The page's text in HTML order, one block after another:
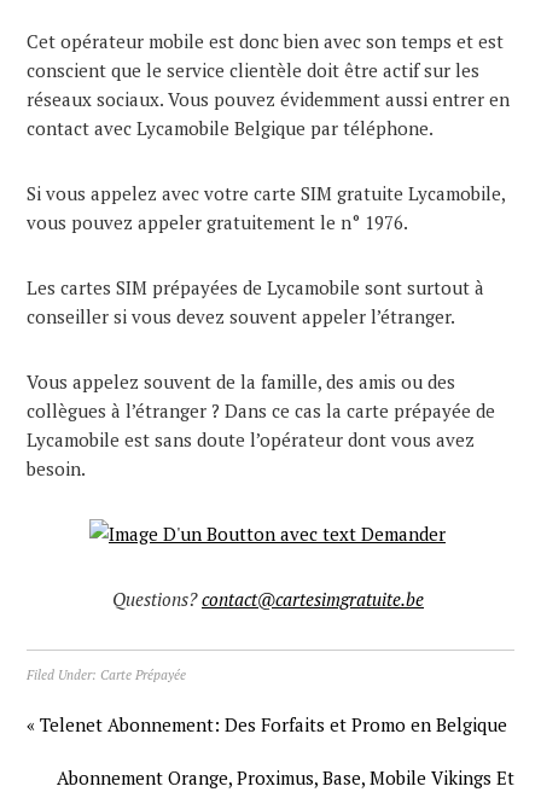
Cet opérateur mobile est donc bien avec son temps et est
conscient que le service clientèle doit être actif sur les
réseaux sociaux. Vous pouvez évidemment aussi entrer en
contact avec Lycamobile Belgique par téléphone.
Si vous appelez avec votre carte SIM gratuite Lycamobile,
vous pouvez appeler gratuitement le n° 1976.
Les cartes SIM prépayées de Lycamobile sont surtout à
conseiller si vous devez souvent appeler l’étranger.
Vous appelez souvent de la famille, des amis ou des
collègues à l’étranger ? Dans ce cas la carte prépayée de
Lycamobile est sans doute l’opérateur dont vous avez
besoin.
Questions?contact@cartesimgratuite.be
Filed Under:Carte Prépayée
« Telenet Abonnement: Des Forfaits et Promo en Belgique
Abonnement Orange, Proximus, Base, Mobile Vikings Et